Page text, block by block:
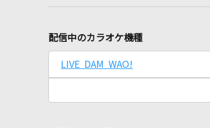
配信中のカラオケ機種
LIVE DAM WAO!